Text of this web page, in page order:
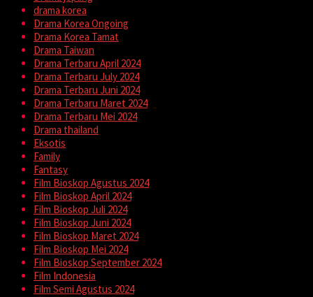
drama korea
Drama Korea Ongoing
Drama Korea Tamat
Drama Taiwan
Drama Terbaru April 2024
Drama Terbaru July 2024
Drama Terbaru Juni 2024
Drama Terbaru Maret 2024
Drama Terbaru Mei 2024
Drama thailand
Eksotis
Family
Fantasy
Film Bioskop Agustus 2024
Film Bioskop April 2024
Film Bioskop Juli 2024
Film Bioskop Juni 2024
Film Bioskop Maret 2024
Film Bioskop Mei 2024
Film Bioskop September 2024
Film Indonesia
Film Semi Agustus 2024